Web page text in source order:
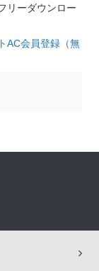
リーダウンロー
AC会員登録（無